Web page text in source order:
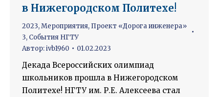
в Нижегородском Политехе!
2023,Мероприятия, Проект «Дорога инженера»
3, События НГТУ
Автор:ivb1960 01.02.2023
Декада Всероссийских олимпиад
школьников прошла в Нижегородском
Политехе! НГТУ им. Р.Е. Алексеева стал